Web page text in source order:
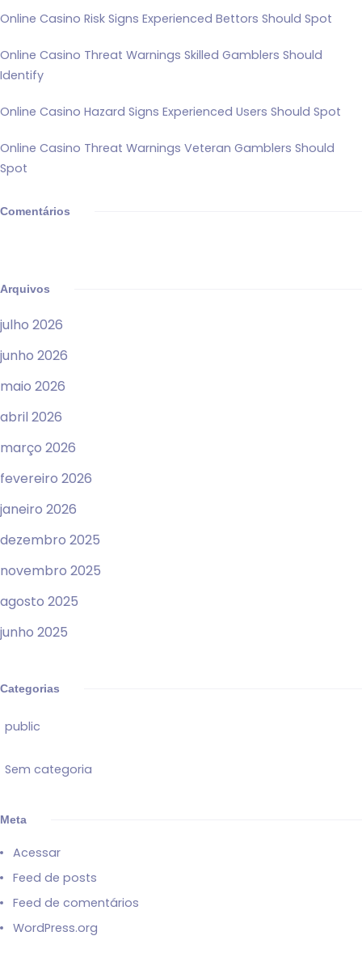
Online Casino Risk Signs Experienced Bettors Should Spot
Online Casino Threat Warnings Skilled Gamblers Should
Identify
Online Casino Hazard Signs Experienced Users Should Spot
Online Casino Threat Warnings Veteran Gamblers Should
Spot
Comentários
Arquivos
julho 2026
junho 2026
maio 2026
abril 2026
março 2026
fevereiro 2026
janeiro 2026
dezembro 2025
novembro 2025
agosto 2025
junho 2025
Categorias
public
Sem categoria
Meta
Acessar
Feed de posts
Feed de comentários
WordPress.org